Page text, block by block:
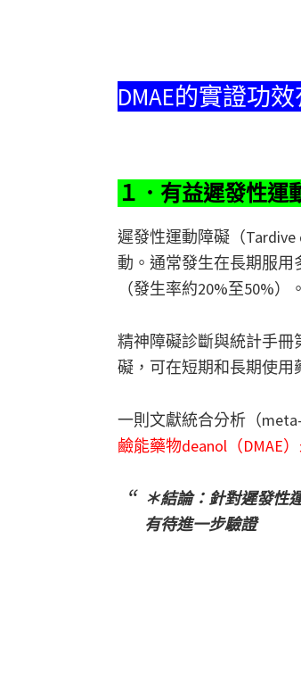
DMAE的實證功
１．有益遲發性運
遲發性運動障礙（
動。通常發生在長期服用
（發生率約20%至50%）。
精神障礙診斷與統計手冊
礙，可在短期和長期使
一則文獻統合分析（
鹼能藥物deanol（DMAE
＊結論：針對遲發性
有待進一步驗證